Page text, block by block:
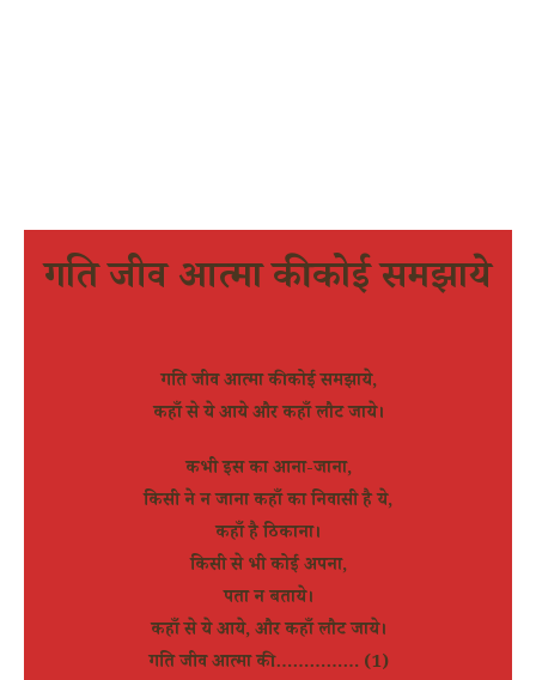
गति जीव आत्मा की कोई समझाये
गति जीव आत्मा की कोई समझाये,
कहाँ से ये आये और कहाँ लौट जाये।
कभी इस का आना-जाना,
किसी ने न जाना कहाँ का निवासी है ये,
कहाँ है ठिकाना।
किसी से भी कोई अपना,
पता न बताये।
कहाँ से ये आये, और कहाँ लौट जाये।
गति जीव आत्मा की……………. (1)